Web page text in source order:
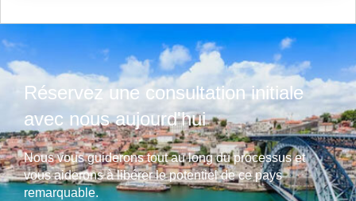
Réservez une consultation initiale
avec nous aujourd'hui
Nous vous guiderons tout au long du processus et
vous aiderons à libérer le potentiel de ce pays
remarquable.